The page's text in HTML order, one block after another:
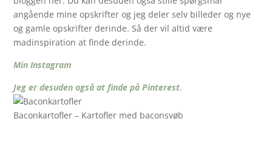
angående mine opskrifter og jeg deler selv billeder og nye
og gamle opskrifter derinde. Så der vil altid være
madinspiration at finde derinde.
Min Instagram
Jeg er desuden også at finde på Pinterest.
Baconkartofler – Kartofler med baconsvøb